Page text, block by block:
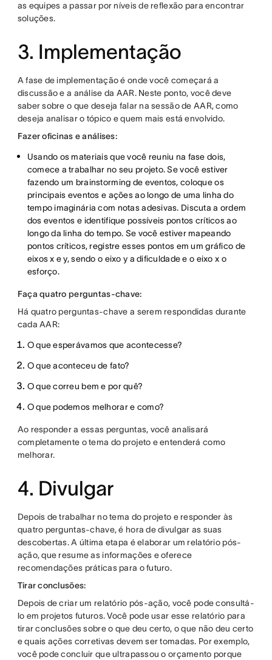
as equipes a passar por níveis de reflexão para encontrar
soluções.
3. Implementação
A fase de implementação é onde você começará a
discussão e a análise da AAR. Neste ponto, você deve
saber sobre o que deseja falar na sessão de AAR, como
deseja analisar o tópico e quem mais está envolvido.
Fazer oficinas e análises:
Usando os materiais que você reuniu na fase dois,
comece a trabalhar no seu projeto. Se você estiver
fazendo um brainstorming de eventos, coloque os
principais eventos e ações ao longo de uma linha do
tempo imaginária com notas adesivas. Discuta a ordem
dos eventos e identifique possíveis pontos críticos ao
longo da linha do tempo. Se você estiver mapeando
pontos críticos, registre esses pontos em um gráfico de
eixos x e y, sendo o eixo y a dificuldade e o eixo x o
esforço.
Faça quatro perguntas-chave:
Há quatro perguntas-chave a serem respondidas durante
cada AAR:
O que esperávamos que acontecesse?
O que aconteceu de fato?
O que correu bem e por quê?
O que podemos melhorar e como?
Ao responder a essas perguntas, você analisará
completamente o tema do projeto e entenderá como
melhorar.
4. Divulgar
Depois de trabalhar no tema do projeto e responder às
quatro perguntas-chave, é hora de divulgar as suas
descobertas. A última etapa é elaborar um relatório pós-
ação, que resume as informações e oferece
recomendações práticas para o futuro.
Tirar conclusões:
Depois de criar um relatório pós-ação, você pode consultá-
lo em projetos futuros. Você pode usar esse relatório para
tirar conclusões sobre o que deu certo, o que não deu certo
e quais ações corretivas devem ser tomadas. Por exemplo,
você pode concluir que ultrapassou o orçamento porque